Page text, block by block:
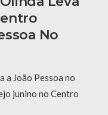
No
a João Pessoa no
junino no Centro